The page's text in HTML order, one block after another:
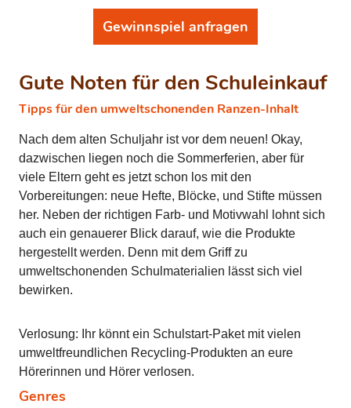
Gewinnspiel anfragen
Gute Noten für den Schuleinkauf
Tipps für den umweltschonenden Ranzen-Inhalt
Nach dem alten Schuljahr ist vor dem neuen! Okay,
dazwischen liegen noch die Sommerferien, aber für
viele Eltern geht es jetzt schon los mit den
Vorbereitungen: neue Hefte, Blöcke, und Stifte müssen
her. Neben der richtigen Farb- und Motivwahl lohnt sich
auch ein genauerer Blick darauf, wie die Produkte
hergestellt werden. Denn mit dem Griff zu
umweltschonenden Schulmaterialien lässt sich viel
bewirken.
Verlosung: Ihr könnt ein Schulstart-Paket mit vielen
umweltfreundlichen Recycling-Produkten an eure
Hörerinnen und Hörer verlosen.
Genres